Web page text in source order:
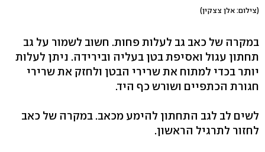
(צילום: אלן צצקין)
במקרה של כאב גב לעלות פחות. חשוב לשמור על גב
תחתון עגול ואסיפת בטן בעליה ובירידה. ניתן לעלות
יותר בכדי למתוח את שרירי הבטן ולחזק את שרירי
חגורת הכתפיים ושורש כף היד.
לשים לב לגב התחתון להימע מכאב. במקרה של כאב
לחזור לתרגיל הראשון.